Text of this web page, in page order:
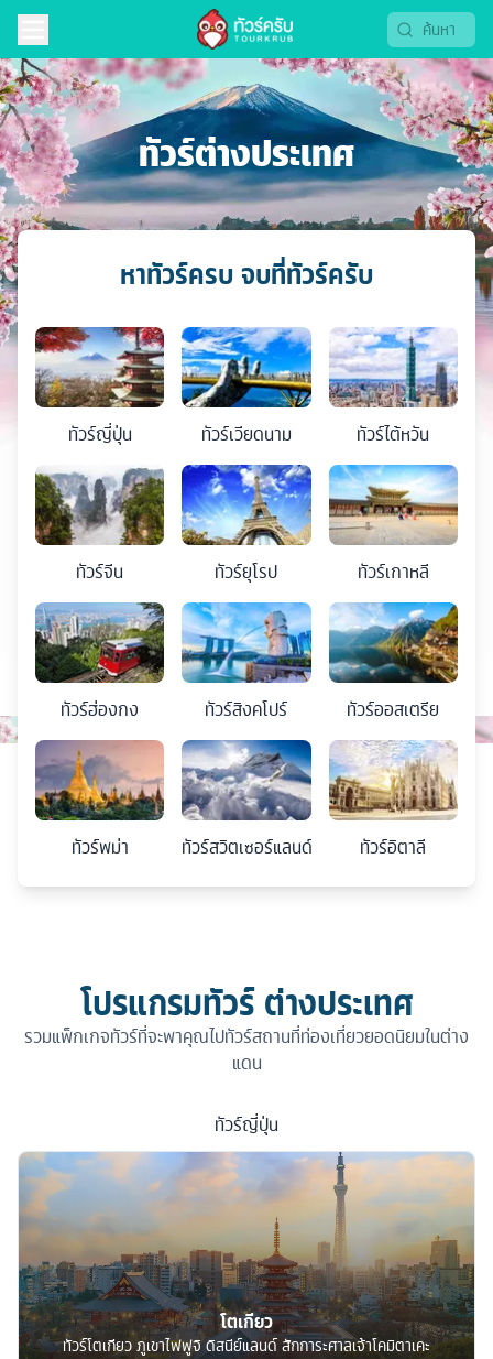
ทัวร์ต่างประเทศ
หาทัวร์ครบ จบที่ทัวร์ครับ
ทัวร์ญี่ปุ่น ทัวร์เวียดนาม ทัวร์ไต้หวัน
ทัวร์จีน ทัวร์ยุโรป ทัวร์เกาหลี
ทัวร์ฮ่องกง ทัวร์สิงคโปร์ ทัวร์ออสเตรีย
ทัวร์พม่า ทัวร์สวิตเซอร์แลนด์ ทัวร์อิตาลี
โปรแกรมทัวร์ ต่างประเทศ
รวมแพ็กเกจทัวร์ที่จะพาคุณไปทัวร์สถานที่ท่องเที่ยวยอดนิยมในต่าง
แดน
ทัวร์ญี่ปุ่น
โตเกียว
ทัวร์โตเกียว ภูเขาไฟฟูจิ ดิสนีย์แลนด์ สักการะศาลเจ้าโคมิตาเคะ